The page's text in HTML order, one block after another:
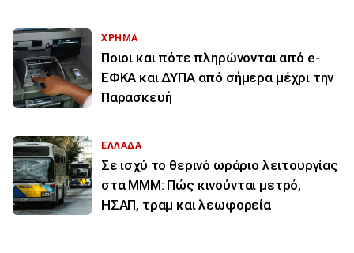
ΧΡΗΜΑ
Ποιοι και πότε πληρώνονται από e-
ΕΦΚΑ και ΔΥΠΑ από σήμερα μέχρι την
Παρασκευή
ΕΛΛΑΔΑ
Σε ισχύ το θερινό ωράριο λειτουργίας
στα ΜΜΜ: Πώς κινούνται μετρό,
ΗΣΑΠ, τραμ και λεωφορεία